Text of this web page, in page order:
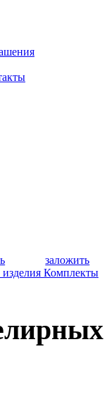
заложить
Комплекты